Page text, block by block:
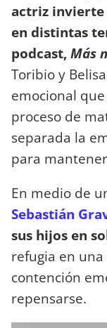
actriz invierte
en distintas
podcast,Más
Toribio y
emocional
proceso de
separada la
para
En medio de
Sebastián
sus hijos en
refugia en
contención
repensarse.